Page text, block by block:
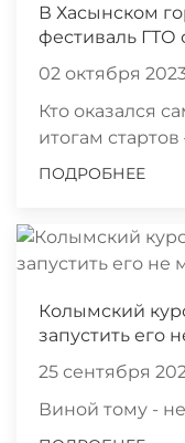
В Хасынском
фестиваль ГТО
02 октября
Кто оказался
итогам
ПОДРОБНЕЕ
Колымский
запустить его
25 сентября
Виной тому -